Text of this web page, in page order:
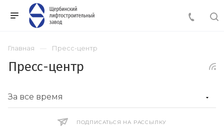
Главная Пресс-центр
Пресс-центр
ПОДПИСАТЬСЯ НА РАССЫЛКУ